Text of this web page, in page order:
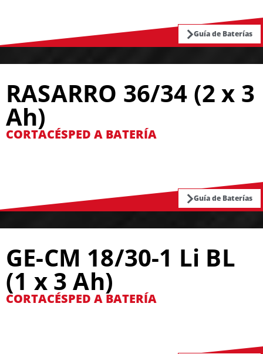
Guía de Baterías
RASARRO 36/34 (2 x 3
Ah)
CORTACÉSPED A BATERÍA
Guía de Baterías
GE-CM 18/30-1 Li BL
(1 x 3 Ah)
CORTACÉSPED A BATERÍA